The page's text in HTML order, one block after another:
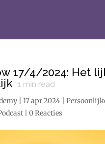
17/4/2024: Het
1 min read
| 17 apr 2024|
| 0 Reacties